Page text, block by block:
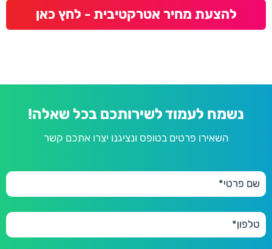
להצעת מחיר אטרקטיבית - לחץ כאן
נשמח לעמוד לשירותכם בכל שאלה!
השאירו פרטים בטופס ונציגנו יצרו אתכם קשר